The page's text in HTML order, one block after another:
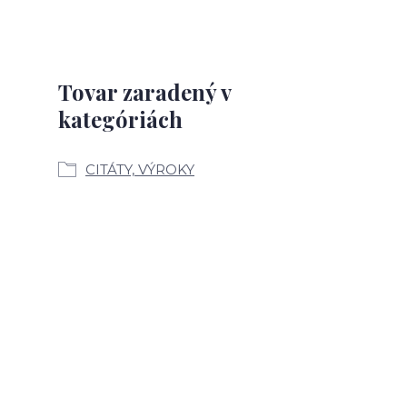
Tovar zaradený v
kategóriách
CITÁTY, VÝROKY